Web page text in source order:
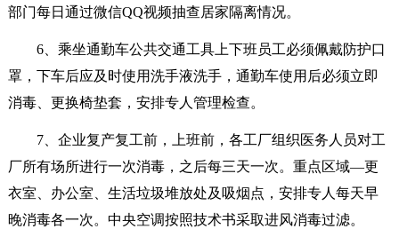
部门每日通过微信QQ视频抽查居家隔离情况。
6、乘坐通勤车公共交通工具上下班员工必须佩戴防护口
罩，下车后应及时使用洗手液洗手，通勤车使用后必须立即
消毒、更换椅垫套，安排专人管理检查。
7、企业复产复工前，上班前，各工厂组织医务人员对工
厂所有场所进行一次消毒，之后每三天一次。重点区域—更
衣室、办公室、生活垃圾堆放处及吸烟点，安排专人每天早
晚消毒各一次。中央空调按照技术书采取进风消毒过滤。